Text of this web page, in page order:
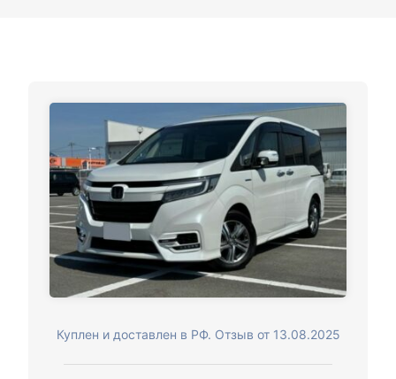
Куплен и доставлен в РФ. Отзыв от 13.08.2025